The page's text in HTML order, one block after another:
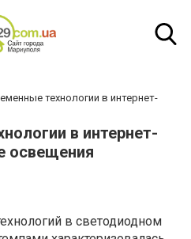
технологии в интернет-
в интернет-
освещения
в светодиодном